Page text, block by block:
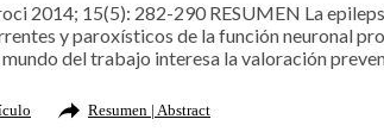
2014; 15(5): 282-290 RESUMEN La
y paroxísticos de la función neuronal
mundo del trabajo interesa la valoración
Resumen | Abstract